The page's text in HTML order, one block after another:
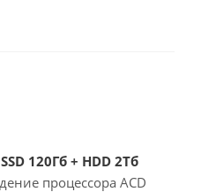
120Гб + HDD 2Тб
процессора ACD